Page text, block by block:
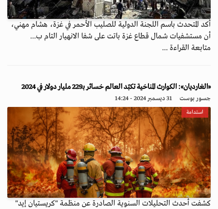
أكد المتحدث باسم اللجنة الدولية للصليب الأحمر في غزة، هشام مهني،
أن مستشفيات شمال قطاع غزة باتت على شفا الانهيار التام ب...
متابعة القراءة ...
«الغارديان»: الكوارث المناخية تكبّد العالم خسائر بـ229 مليار دولار في 2024
جسور بوست 31 ديسمبر 2024 - 14:24
استدامة
كشفت أحدث التحليلات السنوية الصادرة عن منظمة "كريستيان إيد"